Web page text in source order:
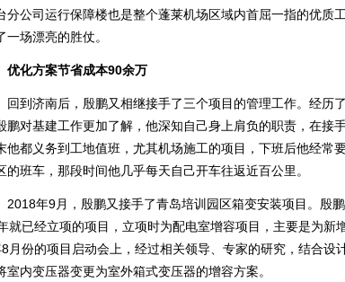
分公司运行保障楼也是整个蓬莱机场区域内首屈一指的优质
一场漂亮的胜仗。
优化方案节省成本90余万
济南后，殷鹏又相继接手了三个项目的管理工作。经历
鹏对基建工作更加了解，他深知自己身上肩负的职责，在接
他都义务到工地值班，尤其机场施工的项目，下班后他经常
的班车，那段时间他几乎每天自己开车往返近百公里。
年9月，殷鹏又接手了青岛培训园区箱变安装项目。殷
就已经立项的项目，立项时为配电室增容项目，主要是为新
月份的项目启动会上，经过相关领导、专家的研究，结合设
室内变压器变更为室外箱式变压器的增容方案。